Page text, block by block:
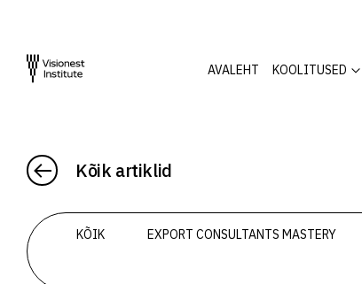
AVALEHT KOOLITUSED
Kõik artiklid
KÕIK EXPORT CONSULTANTS MASTERY